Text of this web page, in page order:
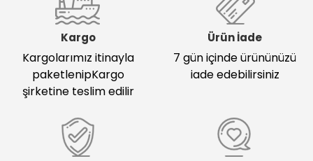
Kargo
Kargolarımız itinayla
paketlenipKargo
şirketine teslim edilir
Ürün İade
7 gün içinde ürününüzü
iade edebilirsiniz